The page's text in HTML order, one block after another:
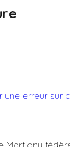
une erreur sur